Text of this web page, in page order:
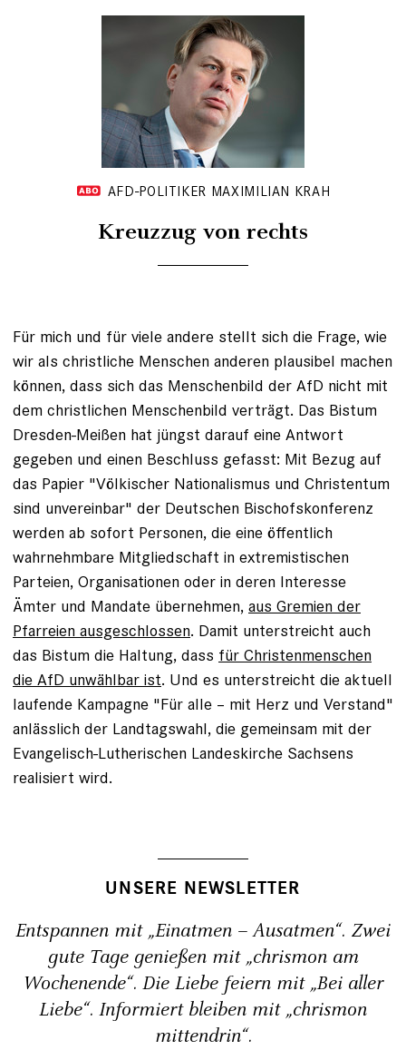
AFD-POLITIKER MAXIMILIAN KRAH
Kreuzzug von rechts
Für mich und für viele andere stellt sich die Frage, wie
wir als christliche Menschen anderen plausibel machen
können, dass sich das Menschenbild der AfD nicht mit
dem christlichen Menschenbild verträgt. Das Bistum
Dresden-Meißen hat jüngst darauf eine Antwort
gegeben und einen Beschluss gefasst: Mit Bezug auf
das Papier "Völkischer Nationalismus und Christentum
sind unvereinbar" der Deutschen Bischofskonferenz
werden ab sofort Personen, die eine öffentlich
wahrnehmbare Mitgliedschaft in extremistischen
Parteien, Organisationen oder in deren Interesse
Ämter und Mandate übernehmen, aus Gremien der
Pfarreien ausgeschlossen. Damit unterstreicht auch
das Bistum die Haltung, dass für Christenmenschen
die AfD unwählbar ist. Und es unterstreicht die aktuell
laufende Kampagne "Für alle – mit Herz und Verstand"
anlässlich der Landtagswahl, die gemeinsam mit der
Evangelisch-Lutherischen Landeskirche Sachsens
realisiert wird.
UNSERE NEWSLETTER
Entspannen mit „Einatmen – Ausatmen“. Zwei
gute Tage genießen mit „chrismon am
Wochenende“. Die Liebe feiern mit „Bei aller
Liebe“. Informiert bleiben mit „chrismon
mittendrin“.